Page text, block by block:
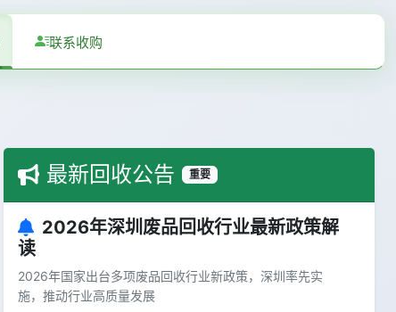
联系收购
最新回收公告 重要
2026年深圳废品回收行业最新政策解
读
2026年国家出台多项废品回收行业新政策，深圳率先实
施，推动行业高质量发展